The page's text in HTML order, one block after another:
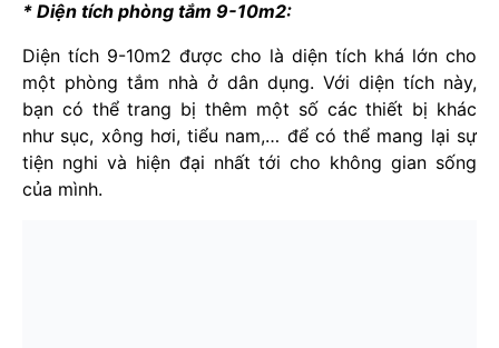
* Diện tích phòng tắm 9-10m2:
Diện tích 9-10m2 được cho là diện tích khá lớn cho
một phòng tắm nhà ở dân dụng. Với diện tích này,
bạn có thể trang bị thêm một số các thiết bị khác
như sục, xông hơi, tiểu nam,… để có thể mang lại sự
tiện nghi và hiện đại nhất tới cho không gian sống
của mình.